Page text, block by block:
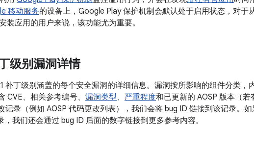
移动服务的设备上，Google Play 保护机制会默认处于启用状态，对于
装应用的用户来说，该功能尤为重要。
级别漏洞详情
丁级别涵盖的每个安全漏洞的详细信息。漏洞按所影响的组件分类，
CVE、相关参考编号、 漏洞类型、 严重程度和已更新的 AOSP 版本（若
记录（例如 AOSP 代码更改列表），我们会将 bug ID 链接到该记录。如
我们还会通过 bug ID 后面的数字链接到更多参考内容。